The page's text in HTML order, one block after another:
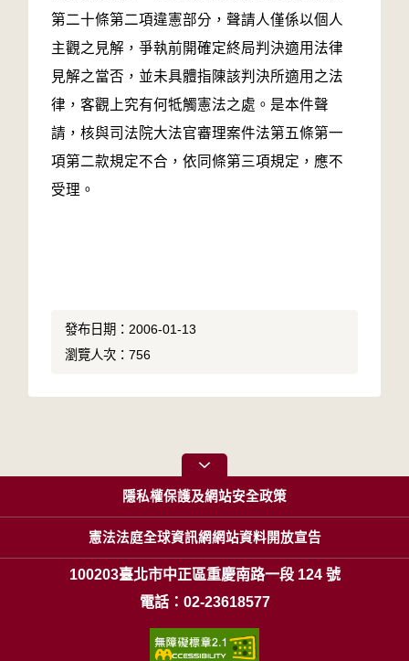
第二十條第二項違憲部分，聲請人僅係以個人
主觀之見解，爭執前開確定終局判決適用法律
見解之當否，並未具體指陳該判決所適用之法
律，客觀上究有何牴觸憲法之處。是本件聲
請，核與司法院大法官審理案件法第五條第一
項第二款規定不合，依同條第三項規定，應不
受理。
發布日期：2006-01-13
瀏覽人次：756
隱私權保護及網站安全政策
憲法法庭全球資訊網網站資料開放宣告
100203臺北市中正區重慶南路一段 124 號
電話：02-23618577